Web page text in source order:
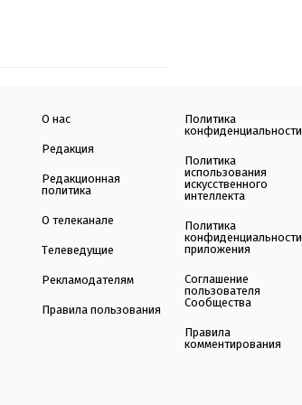
О нас
Редакция
Редакционная
политика
О телеканале
Телеведущие
Рекламодателям
Правила пользования
Политика
конфиденциальности
Политика
использования
искусственного
интеллекта
Политика
конфиденциальности
приложения
Соглашение
пользователя
Сообщества
Правила
комментирования